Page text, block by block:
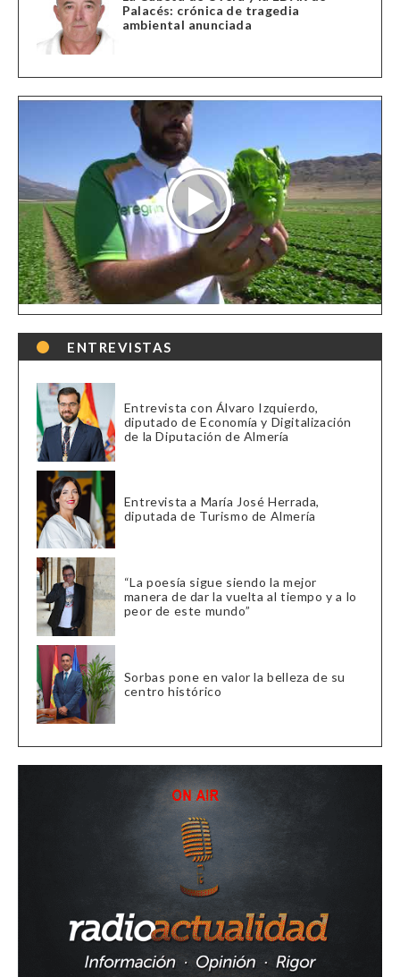
Palacés: crónica de tragedia
ambiental anunciada
ENTREVISTAS
Entrevista con Álvaro Izquierdo,
diputado de Economía y Digitalización
de la Diputación de Almería
Entrevista a María José Herrada,
diputada de Turismo de Almería
“La poesía sigue siendo la mejor
manera de dar la vuelta al tiempo y a lo
peor de este mundo”
Sorbas pone en valor la belleza de su
centro histórico